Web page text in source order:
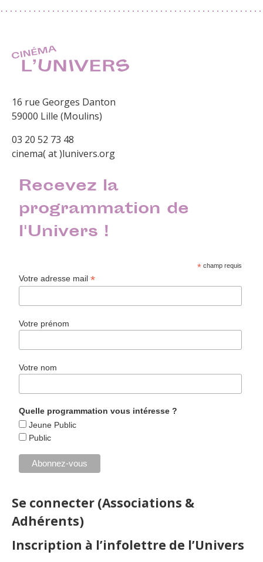
16 rue Georges Danton
59000 Lille (Moulins)
03 20 52 73 48
cinema( at )lunivers.org
Recevez la
programmation de
l'Univers !
* champ requis
Votre adresse mail*
Votre prénom
Votre nom
Quelle programmation vous intéresse ?
Jeune Public
Public
Se connecter (Associations &
Adhérents)
Inscription à l’infolettre de l’Univers